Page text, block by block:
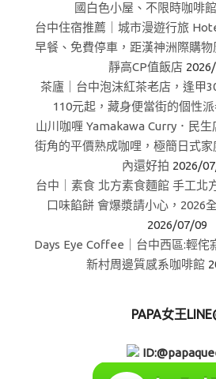
國白色小屋、不限時咖啡館
台中住宿推薦｜城市漫遊行旅
早餐、免費停車，距漢神洲際購
靜高CP值飯店
茶廬｜台中泡沫紅茶老店，逢甲
110元起，藏身便當街的個性
山川咖喱 Yamakawa Curry．民
街角的平價熟成咖哩，極簡日式
內還好拍 2026/
台中｜素食 北方素食麵館 手工北
口味餡餅 會爆漿請小心，2026
2026/07/09
Days Eye Coffee｜台中西區:輕侘
新村周邊質感系咖啡館
PAPA女王